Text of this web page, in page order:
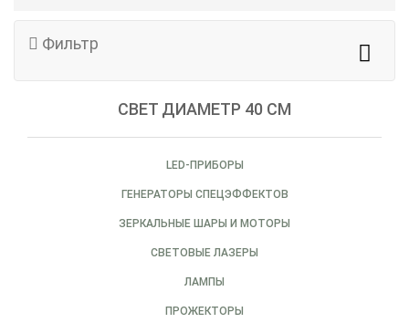
Фильтр
СВЕТ ДИАМЕТР 40 СМ
LED-ПРИБОРЫ
ГЕНЕРАТОРЫ СПЕЦЭФФЕКТОВ
ЗЕРКАЛЬНЫЕ ШАРЫ И МОТОРЫ
СВЕТОВЫЕ ЛАЗЕРЫ
ЛАМПЫ
ПРОЖЕКТОРЫ